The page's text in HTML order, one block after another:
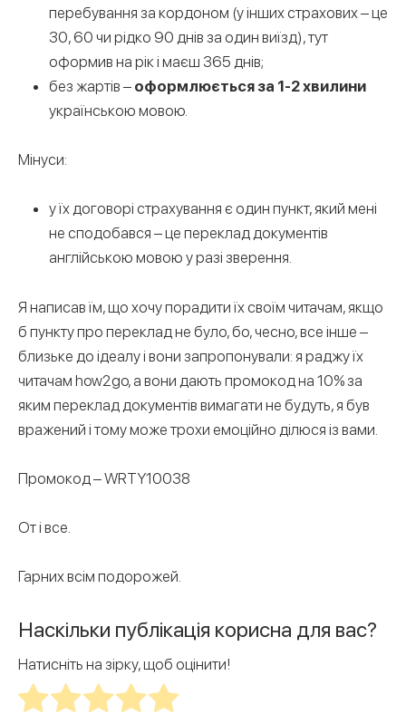
перебування за кордоном (у інших страхових – це
30, 60 чи рідко 90 днів за один виїзд), тут
оформив на рік і маєш 365 днів;
без жартів – оформлюється за 1-2 хвилини
українською мовою.
Мінуси:
у їх договорі страхування є один пункт, який мені
не сподобався – це переклад документів
англійською мовою у разі зверення.
Я написав їм, що хочу порадити їх своїм читачам, якщо
б пункту про переклад не було, бо, чесно, все інше –
близьке до ідеалу і вони запропонували: я раджу їх
читачам how2go, а вони дають промокод на 10% за
яким переклад документів вимагати не будуть, я був
вражений і тому може трохи емоційно ділюся із вами.
Промокод – WRTY10038
От і все.
Гарних всім подорожей.
Наскільки публікація корисна для вас?
Натисніть на зірку, щоб оцінити!